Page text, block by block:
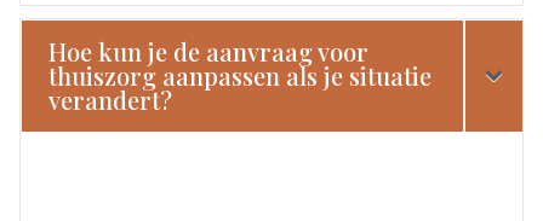
Hoe kun je de aanvraag voor
thuiszorg aanpassen als je situatie
verandert?